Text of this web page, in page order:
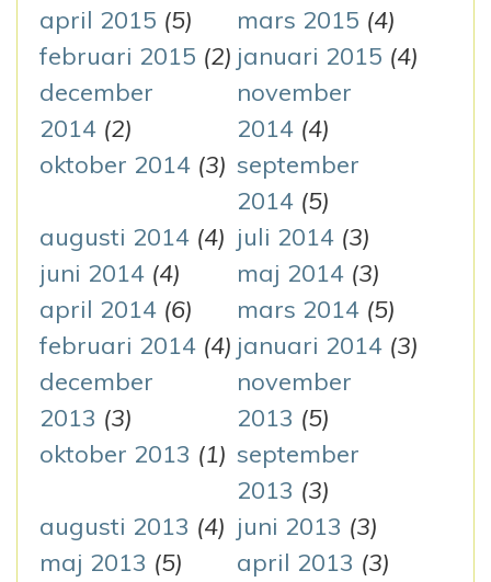
april 2015 (5) mars 2015 (4)
februari 2015 (2) januari 2015 (4)
december
2014 (2)
november
2014 (4)
oktober 2014 (3) september
2014 (5)
augusti 2014 (4) juli 2014 (3)
juni 2014 (4) maj 2014 (3)
april 2014 (6) mars 2014 (5)
februari 2014 (4) januari 2014 (3)
december
2013 (3)
november
2013 (5)
oktober 2013 (1) september
2013 (3)
augusti 2013 (4) juni 2013 (3)
maj 2013 (5) april 2013 (3)